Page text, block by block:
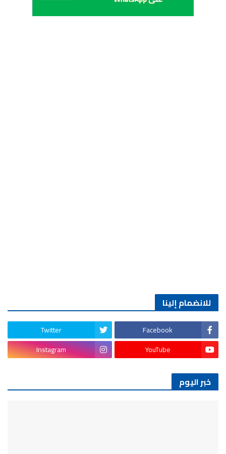
للانضمام إلينا
Facebook
Twitter
YouTube
Instagram
خبر اليوم